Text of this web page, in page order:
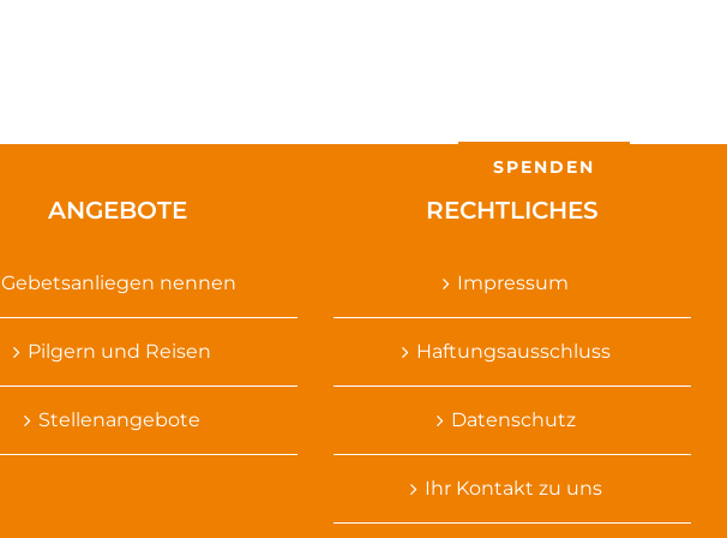
SPENDEN
ANGEBOTE
Gebetsanliegen nennen
Pilgern und Reisen
Stellenangebote
RECHTLICHES
Impressum
Haftungsausschluss
Datenschutz
Ihr Kontakt zu uns